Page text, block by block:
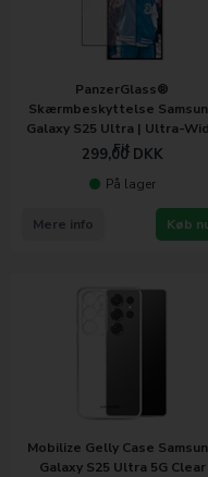
PanzerGlass®
Skærmbeskyttelse
Galaxy S25 Ultra | Ultra-
Fit
299,00 DKK
På lager
Køb
Mere info
Mobilize Gelly Case
Galaxy S25 Ultra 5G Clear